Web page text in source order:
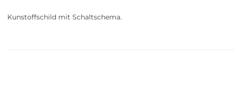
Kunstoffschild mit Schaltschema.